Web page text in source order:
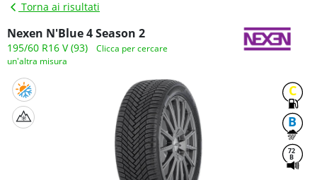
Torna ai risultati
Nexen N'Blue 4 Season 2
195/60 R16 V (93)
Clicca per cercare
un'altra misura
C
B
72
B